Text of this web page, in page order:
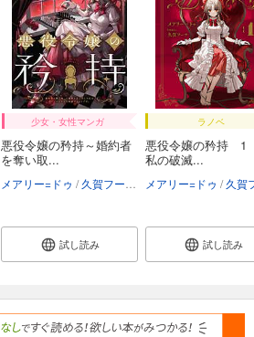
星樹スズカ
少女・女性マンガ
悪役令嬢の矜持～婚約者
を奪い取...
メアリー=ドゥ 久賀フーナ 星樹スズカ
試し読み
ラノベ
悪役令嬢の矜持
私の破滅...
メアリー=ドゥ 久賀
試し読み